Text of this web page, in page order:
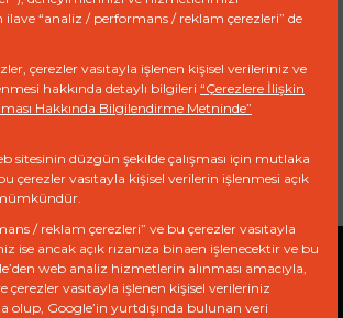
Açık Rıza Beyanı KVKK
“analiz / performans / reklam çerezleri” de
çerezler vasıtayla işlenen kişisel verileriniz ve
hakkında detaylı bilgileri “Çerezlere İlişkin
Hakkında Bilgilendirme Metninde”
sitesinin düzgün şekilde çalışması için mutlaka
çerezler vasıtayla kişisel verilerin işlenmesi açık
/ reklam çerezleri” ve bu çerezler vasıtayla
ise ancak açık rızanıza binaen işlenecektir ve bu
web analiz hizmetlerin alınması amacıyla,
çerezler vasıtayla işlenen kişisel verileriniz
olup, Google’in yurtdışında bulunan veri